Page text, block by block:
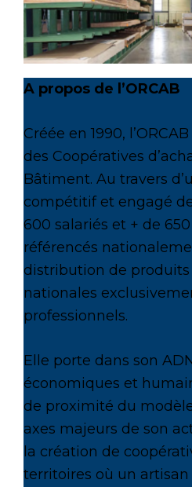
A propos de l’ORCAB
Créée en 1990,
des Coopératives
Bâtiment. Au travers
compétitif et engagé
600 salariés et + de
référencés
distribution de
nationales
professionnels.
Elle porte dans son
économiques et
de proximité du
axes majeurs de son
la création de
territoires où un